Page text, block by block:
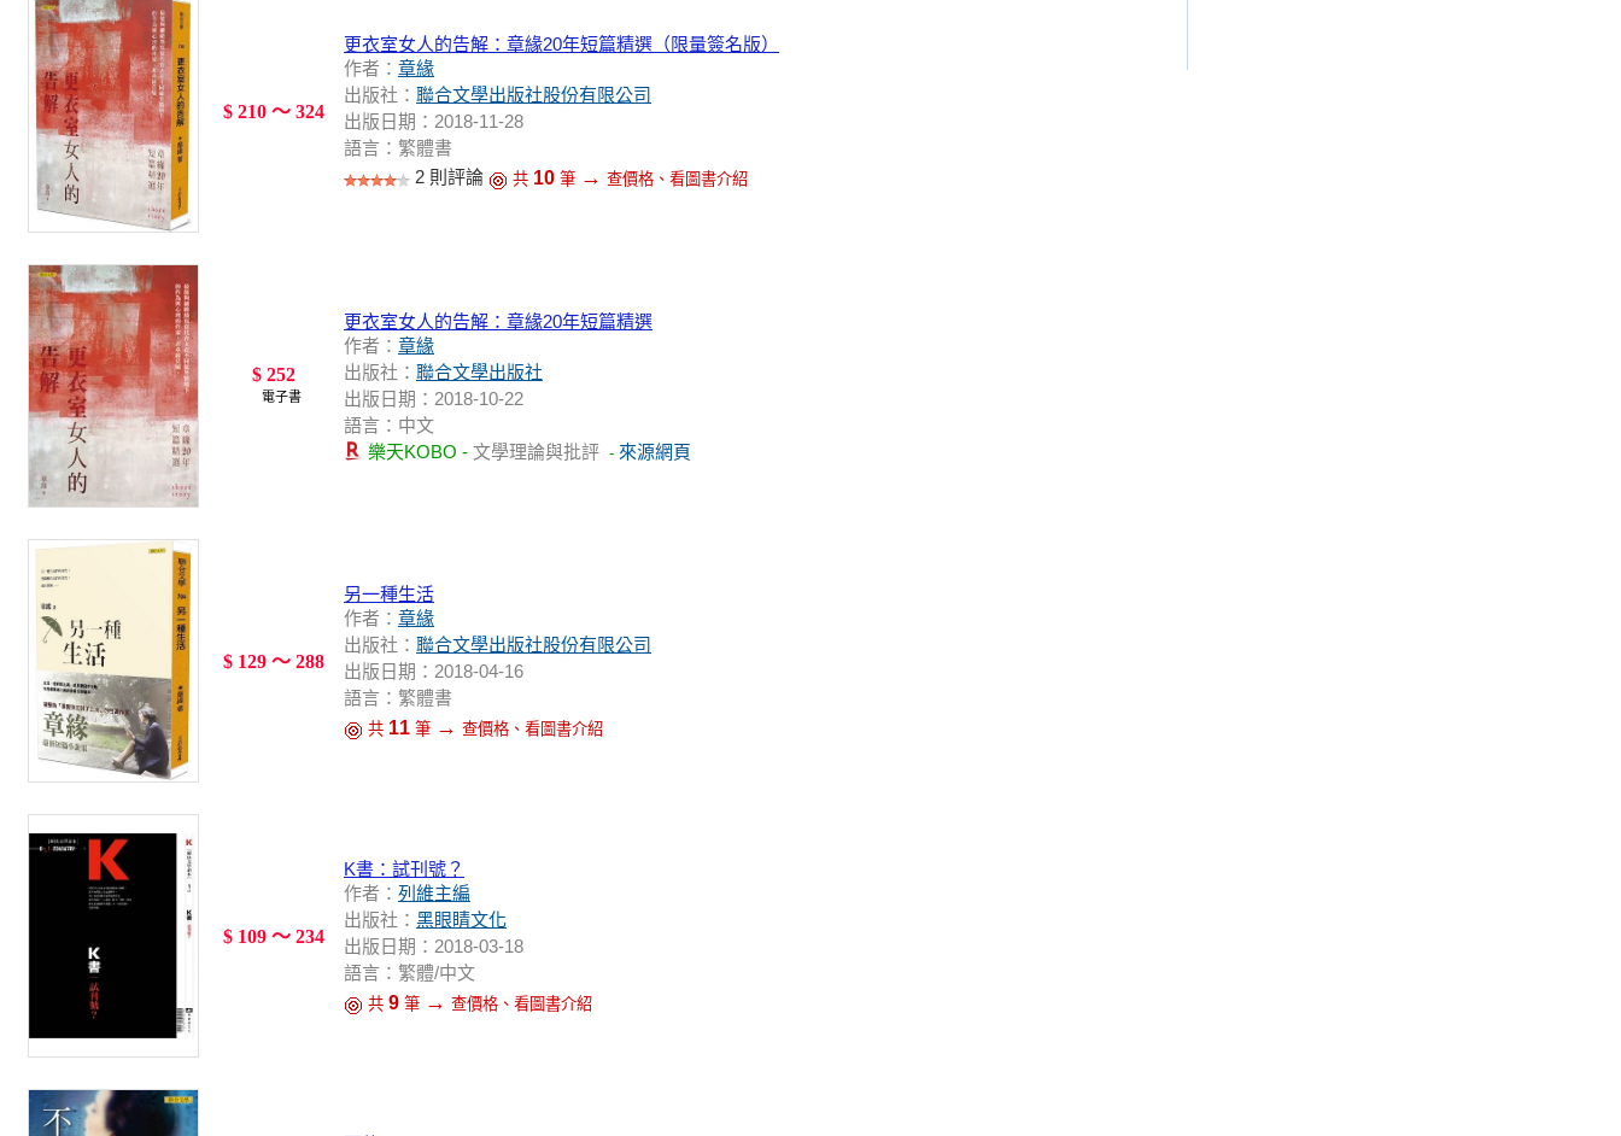
$ 210 ～ 324
更衣室女人的告解：章緣20年短篇精選（限量簽名版）
作者： 章緣
出版社： 聯合文學出版社股份有限公司
出版日期：2018-11-28
語言：繁體書
2 則評論
共 10 筆 → 查價格、看圖書介紹
$ 252
電子書
更衣室女人的告解：章緣20年短篇精選
作者： 章緣
出版社： 聯合文學出版社
出版日期：2018-10-22
語言：中文
樂天KOBO - 文學理論與批評 - 來源網頁
$ 129 ～ 288
另一種生活
作者： 章緣
出版社： 聯合文學出版社股份有限公司
出版日期：2018-04-16
語言：繁體書
共 11 筆 → 查價格、看圖書介紹
$ 109 ～ 234
K書：試刊號？
作者： 列維主編
出版社： 黑眼睛文化
出版日期：2018-03-18
語言：繁體/中文
共 9 筆 → 查價格、看圖書介紹